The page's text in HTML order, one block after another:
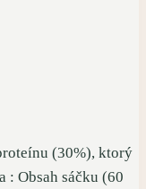
(30%), ktorý
: Obsah sáčku (60